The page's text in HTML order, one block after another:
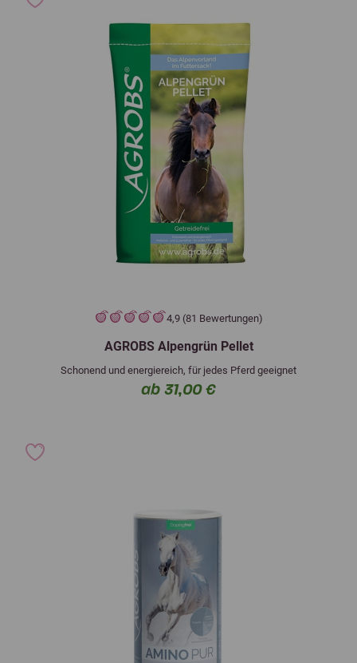
4,9 (81 Bewertungen)
AGROBS Alpengrün Pellet
Schonend und energiereich, für jedes Pferd geeignet
ab 31,00 €